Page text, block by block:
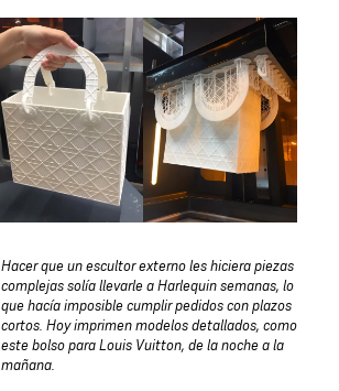
Hacer que un escultor externo les hiciera piezas
complejas solía llevarle a Harlequin semanas, lo
que hacía imposible cumplir pedidos con plazos
cortos. Hoy imprimen modelos detallados, como
este bolso para Louis Vuitton, de la noche a la
mañana.